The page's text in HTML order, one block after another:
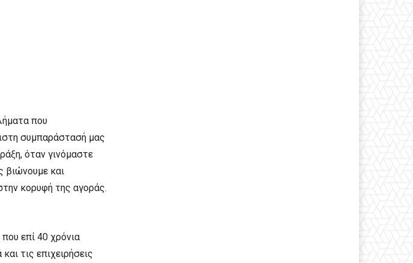
που
συμπαράστασή μας
όταν γινόμαστε
βιώνουμε και
κορυφή της αγοράς.
επί 40 χρόνια
τις επιχειρήσεις